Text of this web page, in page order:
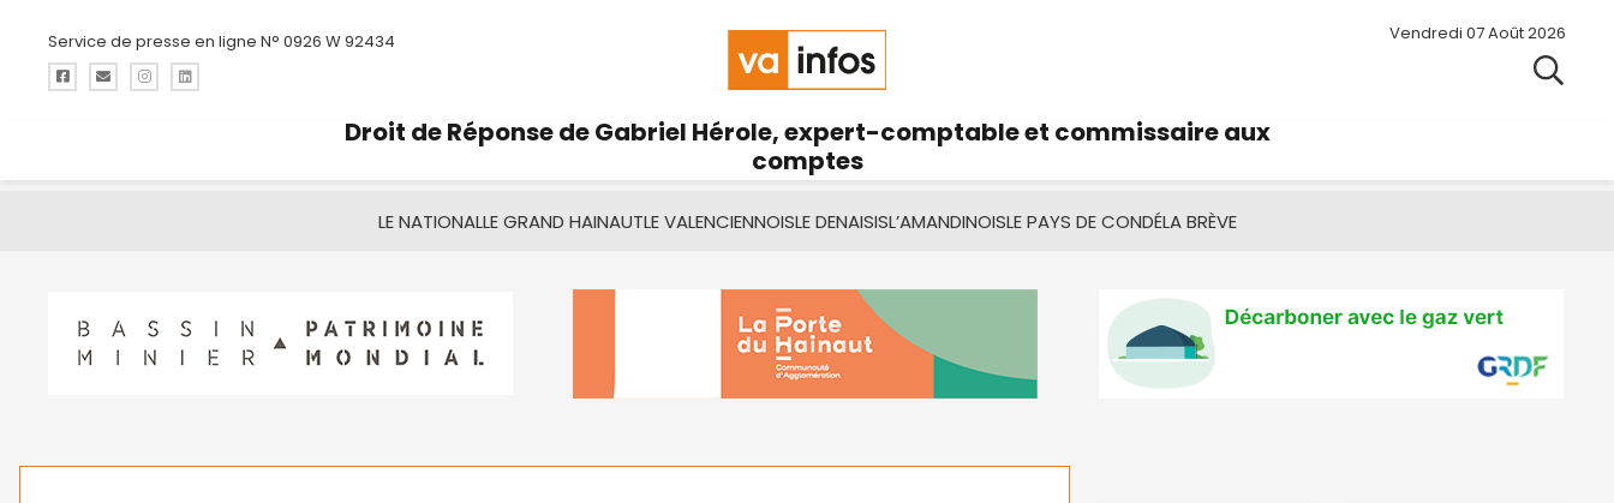
Service de presse en ligne N° 0926 W 92434 Vendredi 07 Août 2026
Droit de Réponse de Gabriel Hérole, expert-comptable et commissaire aux
comptes
LE NATIONALLE GRAND HAINAUTLE VALENCIENNOISLE DENAISISL’AMANDINOISLE PAYS DE CONDÉLA BRÈVE